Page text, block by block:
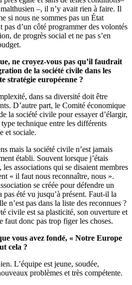
–, il n’y avait rien à faire. Il
si nous ne sommes pas un État
pas d’un côté programmer des volontés
de progrès social et ne pas s’en
ne croyez-vous pas qu’il faudrait
de la société civile dans les
stratégie européenne ?
dans sa diversité doit être
D’autre part, le Comité économique
la société civile pour essayer d’élargir,
technique entre les différents
et sociale.
mais la société civile n’est jamais
établi. Souvent lorsque j’étais
associations qui se disaient membres
« il faut nous reconnaître, nous ».
se créée pour défendre un
pas été vu jusqu’à présent. Faut-il la
n’est pas dans la liste des reconnues ?
civile est sa plasticité, son ouverture et
faut donc pas trop figer les choses.
vous avez fondé, « Notre Europe
cela ?
L’équipe est jeune, soudée,
problèmes et très compétente.